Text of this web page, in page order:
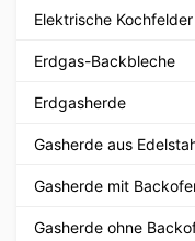
Elektrische Kochfelder
Erdgas-Backbleche
Erdgasherde
Gasherde aus
Gasherde mit
Gasherde ohne